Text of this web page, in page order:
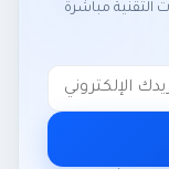
مباشرة